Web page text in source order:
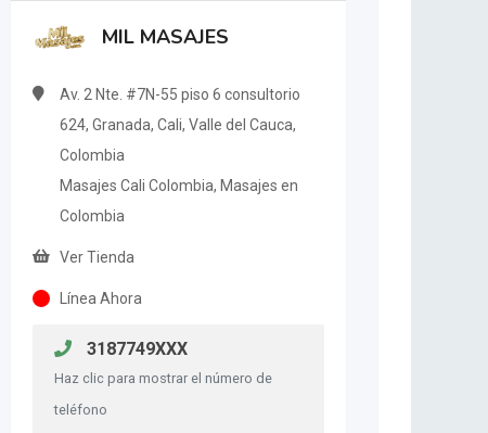
MIL MASAJES
Av. 2 Nte. #7N-55 piso 6 consultorio
624, Granada, Cali, Valle del Cauca,
Colombia
Masajes Cali Colombia, Masajes en
Colombia
Ver Tienda
Línea Ahora
3187749XXX
Haz clic para mostrar el número de
teléfono